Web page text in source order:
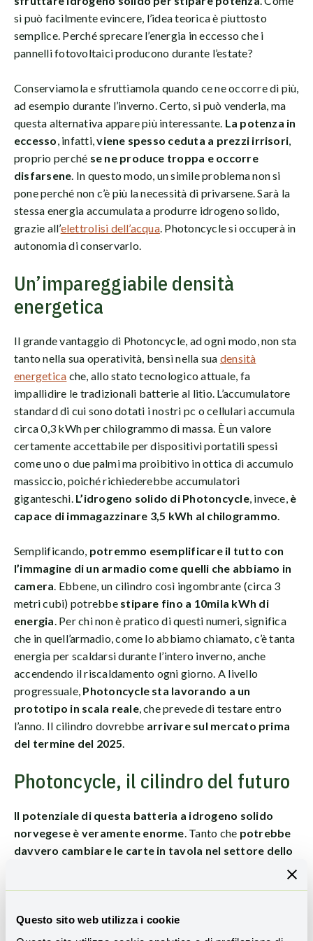
Questo sito web utilizza i cookie
si può facilmente evincere, l’idea teorica è piuttosto
semplice. Perché sprecare l’energia in eccesso che i
pannelli fotovoltaici producono durante l’estate?
Conserviamola e sfruttiamola quando ce ne occorre di più,
ad esempio durante l’inverno. Certo, si può venderla, ma
questa alternativa appare più interessante. La potenza in
eccesso, infatti,viene spesso ceduta a prezzi irrisori,
proprio perché se ne produce troppa e occorre
disfarsene. In questo modo, un simile problema non si
pone perché non c’è più la necessità di privarsene. Sarà la
stessa energia accumulata a produrre idrogeno solido,
grazie all’elettrolisi dell’acqua. Photoncycle si occuperà in
autonomia di conservarlo.
Un’impareggiabile densità
energetica
Il grande vantaggio di Photoncycle, ad ogni modo, non sta
tanto nella sua operatività, bensì nella sua densità
energetica che, allo stato tecnologico attuale, fa
impallidire le tradizionali batterie al litio. L’accumulatore
standard di cui sono dotati i nostri pc o cellulari accumula
circa 0,3 kWh per chilogrammo di massa. È un valore
certamente accettabile per dispositivi portatili spessi
come uno o due palmi ma proibitivo in ottica di accumulo
massiccio, poiché richiederebbe accumulatori
giganteschi. L’idrogeno solido di Photoncycle, invece, è
capace di immagazzinare 3,5 kWh al chilogrammo.
Semplificando, potremmo esemplificare il tutto con
l’immagine di un armadio come quelli che abbiamo in
camera. Ebbene, un cilindro così ingombrante (circa 3
metri cubi) potrebbe stipare fino a 10mila kWh di
energia. Per chi non è pratico di questi numeri, significa
che in quell’armadio, come lo abbiamo chiamato, c’è tanta
energia per scaldarsi durante l’intero inverno, anche
accendendo il riscaldamento ogni giorno. A livello
progressuale, Photoncycle sta lavorando a un
prototipo in scala reale, che prevede di testare entro
l’anno. Il cilindro dovrebbe arrivare sul mercato prima
del termine del 2025.
Photoncycle, il cilindro del futuro
Il potenziale di questa batteria a idrogeno solido
norvegese è veramente enorme. Tanto che potrebbe
davvero cambiare le carte in tavola nel settore dello
utilizzarla nei mesi invernali, quando ve n’è maggior
bisogno, è davvero ghiotta. Alla stessa maniera, disporre